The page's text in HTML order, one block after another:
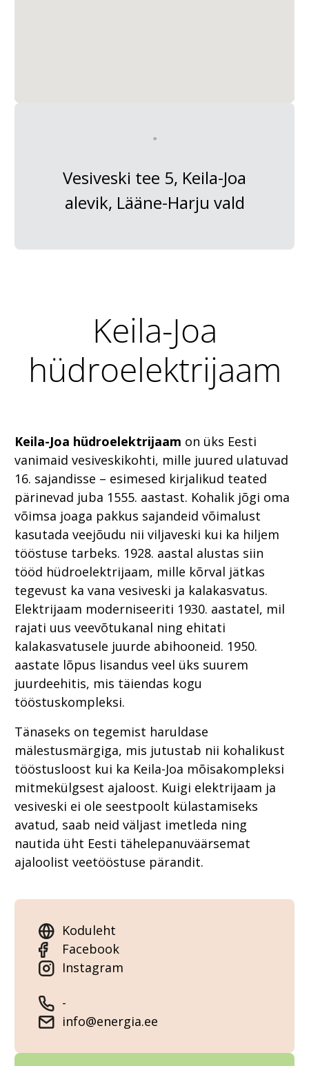
Vesiveski tee 5, Keila-Joa
alevik, Lääne-Harju vald
Keila-Joa
hüdroelektrijaam
Keila-Joa hüdroelektrijaam on üks Eesti
vanimaid vesiveskikohti, mille juured ulatuvad
16. sajandisse – esimesed kirjalikud teated
pärinevad juba 1555. aastast. Kohalik jõgi oma
võimsa joaga pakkus sajandeid võimalust
kasutada veejõudu nii viljaveski kui ka hiljem
tööstuse tarbeks. 1928. aastal alustas siin
tööd hüdroelektrijaam, mille kõrval jätkas
tegevust ka vana vesiveski ja kalakasvatus.
Elektrijaam moderniseeriti 1930. aastatel, mil
rajati uus veevõtukanal ning ehitati
kalakasvatusele juurde abihooneid. 1950.
aastate lõpus lisandus veel üks suurem
juurdeehitis, mis täiendas kogu
tööstuskompleksi.
Tänaseks on tegemist haruldase
mälestusmärgiga, mis jutustab nii kohalikust
tööstusloost kui ka Keila-Joa mõisakompleksi
mitmekülgsest ajaloost. Kuigi elektrijaam ja
vesiveski ei ole seestpoolt külastamiseks
avatud, saab neid väljast imetleda ning
nautida üht Eesti tähelepanuväärsemat
ajaloolist veetööstuse pärandit.
Koduleht
Facebook
Instagram
-
info@energia.ee